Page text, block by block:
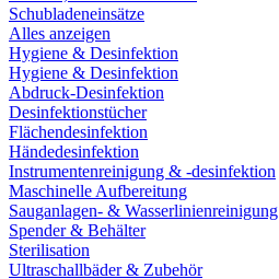
Schubladeneinsätze
Alles anzeigen
Hygiene & Desinfektion
Hygiene & Desinfektion
Abdruck-Desinfektion
Desinfektionstücher
Flächendesinfektion
Händedesinfektion
Instrumentenreinigung & -desinfektion
Maschinelle Aufbereitung
Sauganlagen- & Wasserlinienreinigung
Spender & Behälter
Sterilisation
Ultraschallbäder & Zubehör